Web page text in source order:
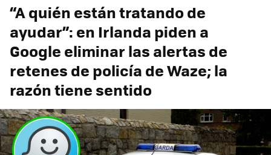
“A quién están tratando de
ayudar”: en Irlanda piden a
Google eliminar las alertas de
retenes de policía de Waze; la
razón tiene sentido